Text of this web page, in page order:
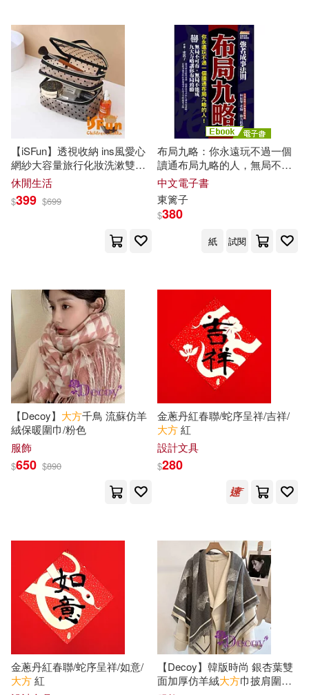
高凱(3)
龍柒(3) （清）何貴孚(3)
&#19992;&#26539;&#23396;&#40
575;(2)
&#3259(2) 580(2)
ExplainThis(2)
Hachi Cafe（ハチカフェ）(2)
Haruyuki（はるゆき）(2)
MICHE Company(2)
Marcantonio Savelli(2)
PRESTIGE DIGITAL BOOK SERIE
Ryan爸爸(2) SendPoints(2)
Winnie范麗雯(2)
Xdite鄭伊廷(2)
[法]亨利．法約爾（Henri Fayol）
著伊莉莎 編譯(2)
中國環境科學出版社(7)
中醫古籍出版社(7)
光明日報出版社(7)
內蒙古人民出版社(7)
台灣廣廈(7) 地質出版社(7)
天津人民美術出版社(7)
廈門大學出版社(7)
方舟文化(7)
江西教育出版社(7)
積木文化(7) 菁品文化(7)
華中科技大學出版社(7)
蔚藍文化(7) KADOKAWA(6)
【iSFun】透視收納 ins風愛心
網紗大容量旅行化妝洗漱雙層
大方包
休閒生活
$399 $699
布局九略：你永遠玩不過一個
讀通布局九略的人，無局不可
布，無局不能成，九
你布局致勝 (電子書)
中文電子書
東篱子
$380
紙 試閱
【Decoy】 大方千鳥 流蘇仿羊
絨保暖圍巾/粉色
服飾
$650 $890
金蔥丹紅春聯/蛇序呈祥/吉祥/
大方紅
設計文具
$280
金蔥丹紅春聯/蛇序呈祥/如意/
大方紅
【Decoy】韓版時尚 銀杏葉雙
面加厚仿羊絨大方巾披肩圍巾/